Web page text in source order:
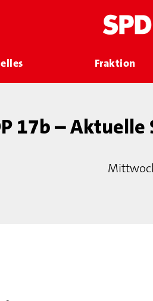
Fraktion
17b –